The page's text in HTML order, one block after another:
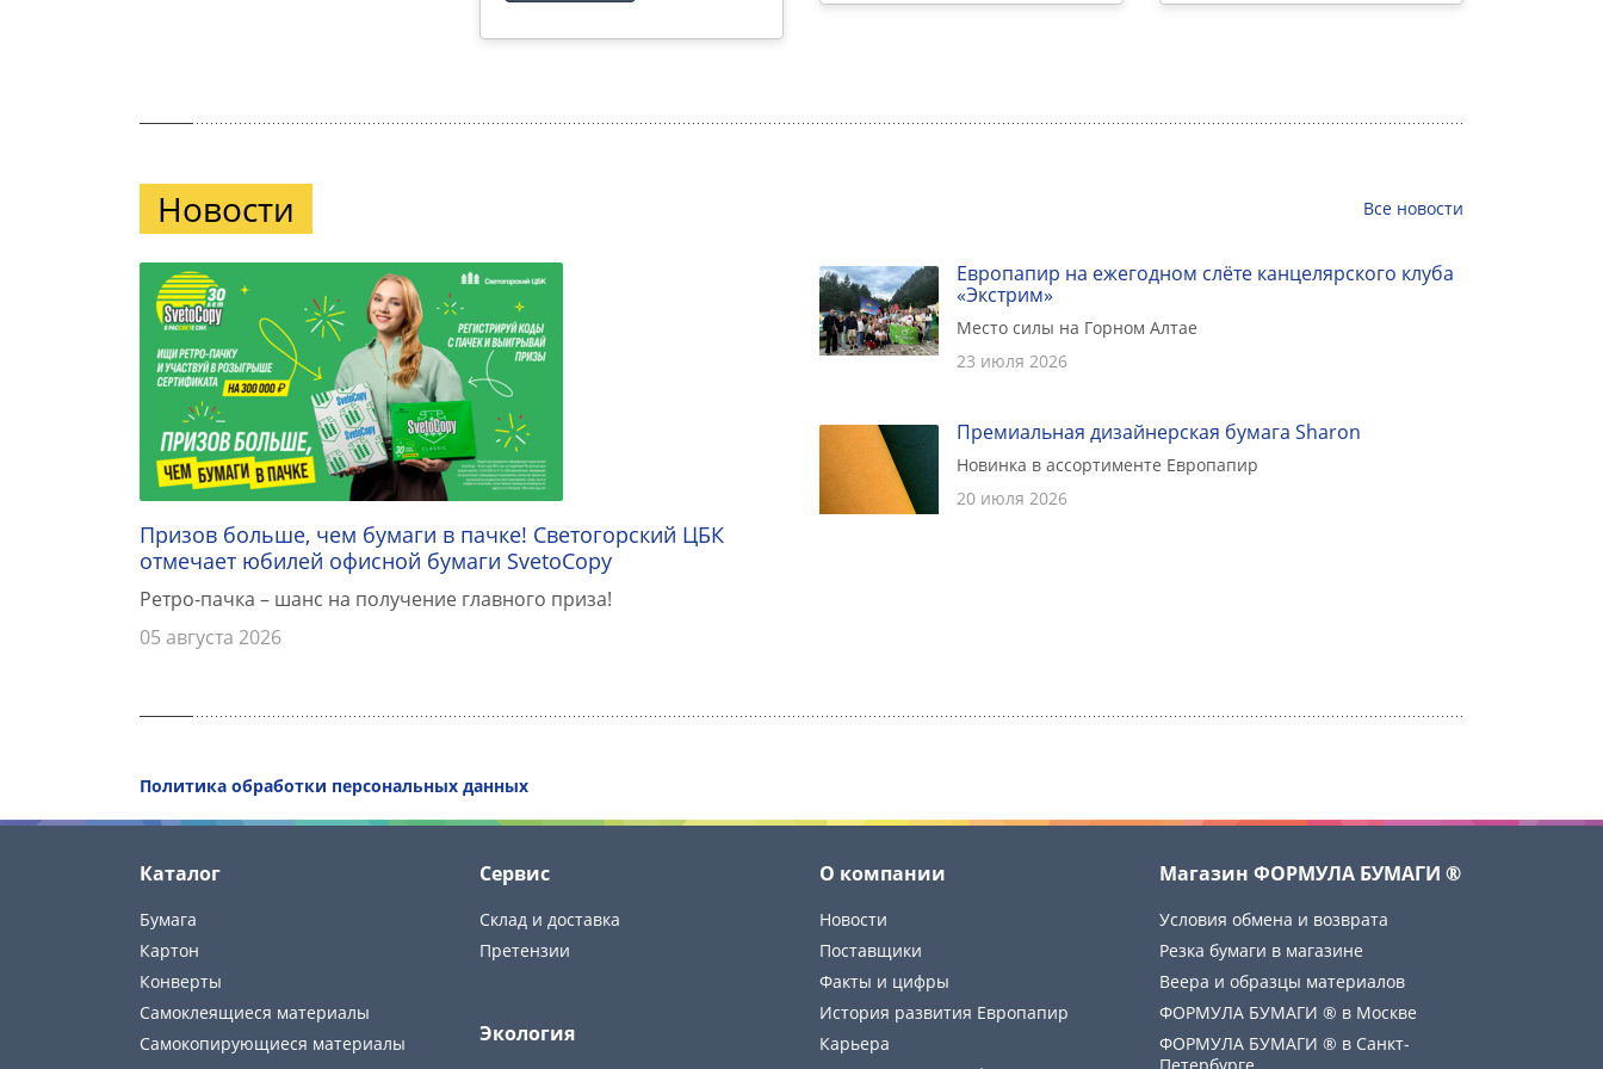
Новости Все новости
Призов больше, чем бумаги в пачке! Светогорский ЦБК
отмечает юбилей офисной бумаги SvetoCopy
Ретро-пачка – шанс на получение главного приза!
05 августа 2026
Европапир на ежегодном слёте канцелярского клуба
«Экстрим»
Место силы на Горном Алтае
23 июля 2026
Премиальная дизайнерская бумага Sharon
Новинка в ассортименте Европапир
20 июля 2026
Политика обработки персональных данных
Каталог
Бумага
Картон
Конверты
Самоклеящиеся материалы
Самокопирующиеся материалы
Сервис
Склад и доставка
Претензии
Экология
О компании
Новости
Поставщики
Факты и цифры
История развития Европапир
Карьера
Магазин ФОРМУЛА БУМАГИ ®
Условия обмена и возврата
Резка бумаги в магазине
Веера и образцы материалов
ФОРМУЛА БУМАГИ ® в Москве
ФОРМУЛА БУМАГИ ® в Санкт-